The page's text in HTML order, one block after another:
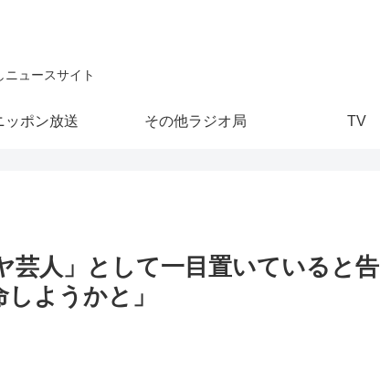
ュースサイト
ッポン放送 その他ラジオ局 TV
芸人」として一目置いていると告
ようかと」